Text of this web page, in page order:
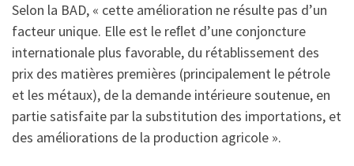
Selon la BAD, « cette amélioration ne résulte pas d’un
facteur unique. Elle est le reﬂet d’une conjoncture
internationale plus favorable, du rétablissement des
prix des matières premières (principalement le pétrole
et les métaux), de la demande intérieure soutenue, en
partie satisfaite par la substitution des importations, et
des améliorations de la production agricole ».